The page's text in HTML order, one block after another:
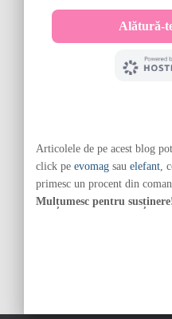
Articolele de pe acest blog
click pe evomag sau elefant,
primesc un procent din
Mulțumesc pentru